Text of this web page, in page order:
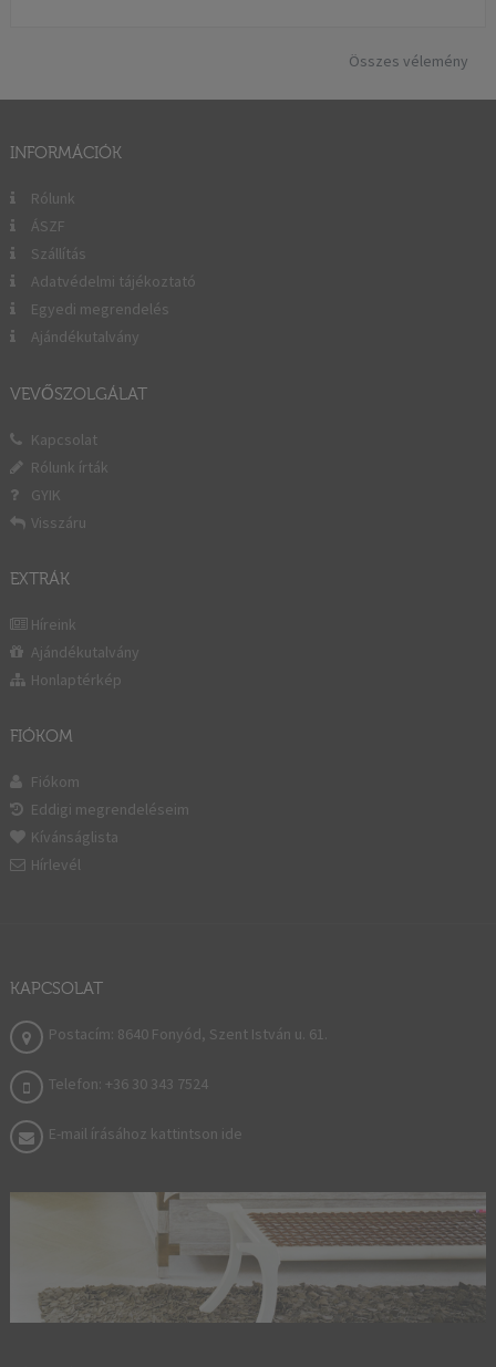
Összes vélemény
INFORMÁCIÓK
Rólunk
ÁSZF
Szállítás
Adatvédelmi tájékoztató
Egyedi megrendelés
Ajándékutalvány
VEVŐSZOLGÁLAT
Kapcsolat
Rólunk írták
GYIK
Visszáru
EXTRÁK
Híreink
Ajándékutalvány
Honlaptérkép
FIÓKOM
Fiókom
Eddigi megrendeléseim
Kívánságlista
Hírlevél
KAPCSOLAT
Postacím: 8640 Fonyód, Szent István u. 61.
Telefon: +36 30 343 7524
E-mail írásához kattintson ide